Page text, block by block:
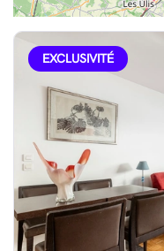
EXCLUSIVITÉ